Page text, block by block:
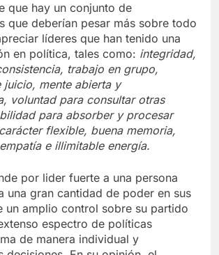
que hay un conjunto de
que deberían pesar más sobre todo
líderes que han tenido una
en política, tales como: integridad,
trabajo en grupo,
juicio, mente abierta y
voluntad para consultar otras
para absorber y procesar
flexible, buena memoria,
e illimitable energía.
por lider fuerte a una persona
una gran cantidad de poder en sus
un amplio control sobre su partido
espectro de políticas
de manera individual y